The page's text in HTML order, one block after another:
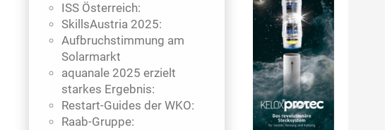
ISS Österreich:
SkillsAustria 2025:
Aufbruchstimmung am
Solarmarkt
aquanale 2025 erzielt
starkes Ergebnis:
Restart-Guides der WKO:
Raab-Gruppe: